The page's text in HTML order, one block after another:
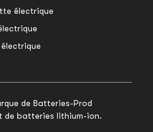
électrique
de Batteries-Prod
batteries lithium-ion.